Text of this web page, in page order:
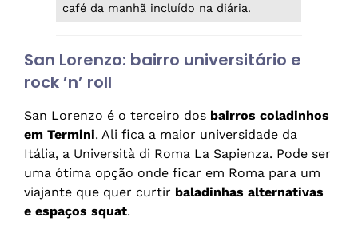
café da manhã incluído na diária.
San Lorenzo: bairro universitário e
rock ’n’ roll
San Lorenzo é o terceiro dos bairros coladinhos
em Termini. Ali fica a maior universidade da
Itália, a Università di Roma La Sapienza. Pode ser
uma ótima opção onde ficar em Roma para um
viajante que quer curtir baladinhas alternativas
e espaços squat.